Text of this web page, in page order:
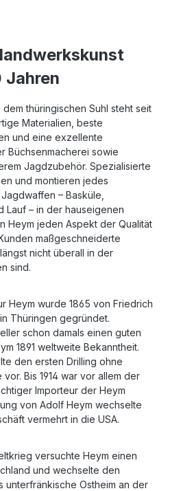
Jahren
thüringischen Suhl steht seit
Materialien, beste
und eine exzellente
Büchsenmacherei sowie
Jagdzubehör. Spezialisierte
und montieren jedes
– Basküle,
Lauf – in der hauseigenen
Heym jeden Aspekt der Qualität
maßgeschneiderte
nicht überall in der
sind.
Heym wurde 1865 von Friedrich
Thüringen gegründet.
schon damals einen guten
1891 weltweite Bekanntheit.
den ersten Drilling ohne
Bis 1914 war vor allem der
Importeur der Heym
von Adolf Heym wechselte
vermehrt in die USA.
versuchte Heym einen
und wechselte den
unterfränkische Ostheim an der